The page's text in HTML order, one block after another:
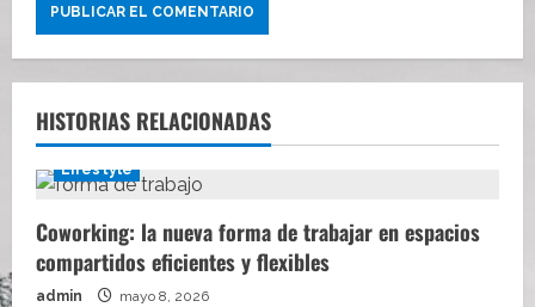
HISTORIAS RELACIONADAS
Lifestyle
Coworking: la nueva forma de trabajar en espacios
compartidos eficientes y flexibles
admin mayo 8, 2026